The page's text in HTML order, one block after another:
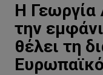
Η
την
θέλει τη